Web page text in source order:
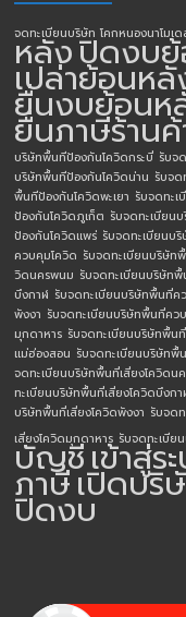
จดทะเบียนบริษัท โคกหนองนาโมเด
หลังปิดงบ
เปล่าย้อนหลั
ยื่นงบย้อนห
ยื่นภาษีร้านค้
บริษัทพื้นทีป้องกันโควิดกระบี่ รับจ
บริษัทพื้นทีป้องกันโควิดน่าน รับจ
พื้นทีป้องกันโควิดพะเยา รับจดทะ
ป้องกันโควิดภูเก็ต รับจดทะเบียน
ป้องกันโควิดแพร่ รับจดทะเบียนบ
ควบคุมโควิด รับจดทะเบียนบริษัท
วิดนครพนม รับจดทะเบียนบริษัท
บึงกาฬ รับจดทะเบียนบริษัทพื้นที่ค
พังงา รับจดทะเบียนบริษัทพื้นที่คว
มุกดาหาร รับจดทะเบียนบริษัทพื้น
แม่ฮ่องสอน รับจดทะเบียนบริษัทพื้
จดทะเบียนบริษัทพื้นที่เสี่ยงโควิดน
ทะเบียนบริษัทพื้นที่เสี่ยงโควิดบึงกา
บริษัทพื้นที่เสี่ยงโควิดพังงา รับจด
เสี่ยงโควิดมุกดาหาร รับจดทะเบีย
บัญชีเข้าสู่
ภาษีเปิดบริ
ปิดงบ